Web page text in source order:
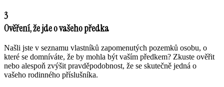
3
Ověření, že jde o vašeho předka
Našli jste v seznamu vlastníků zapomenutých pozemků osobu, o
které se domníváte, že by mohla být vaším předkem? Zkuste ověřit
nebo alespoň zvýšit pravděpodobnost, že se skutečně jedná o
vašeho rodinného příslušníka.